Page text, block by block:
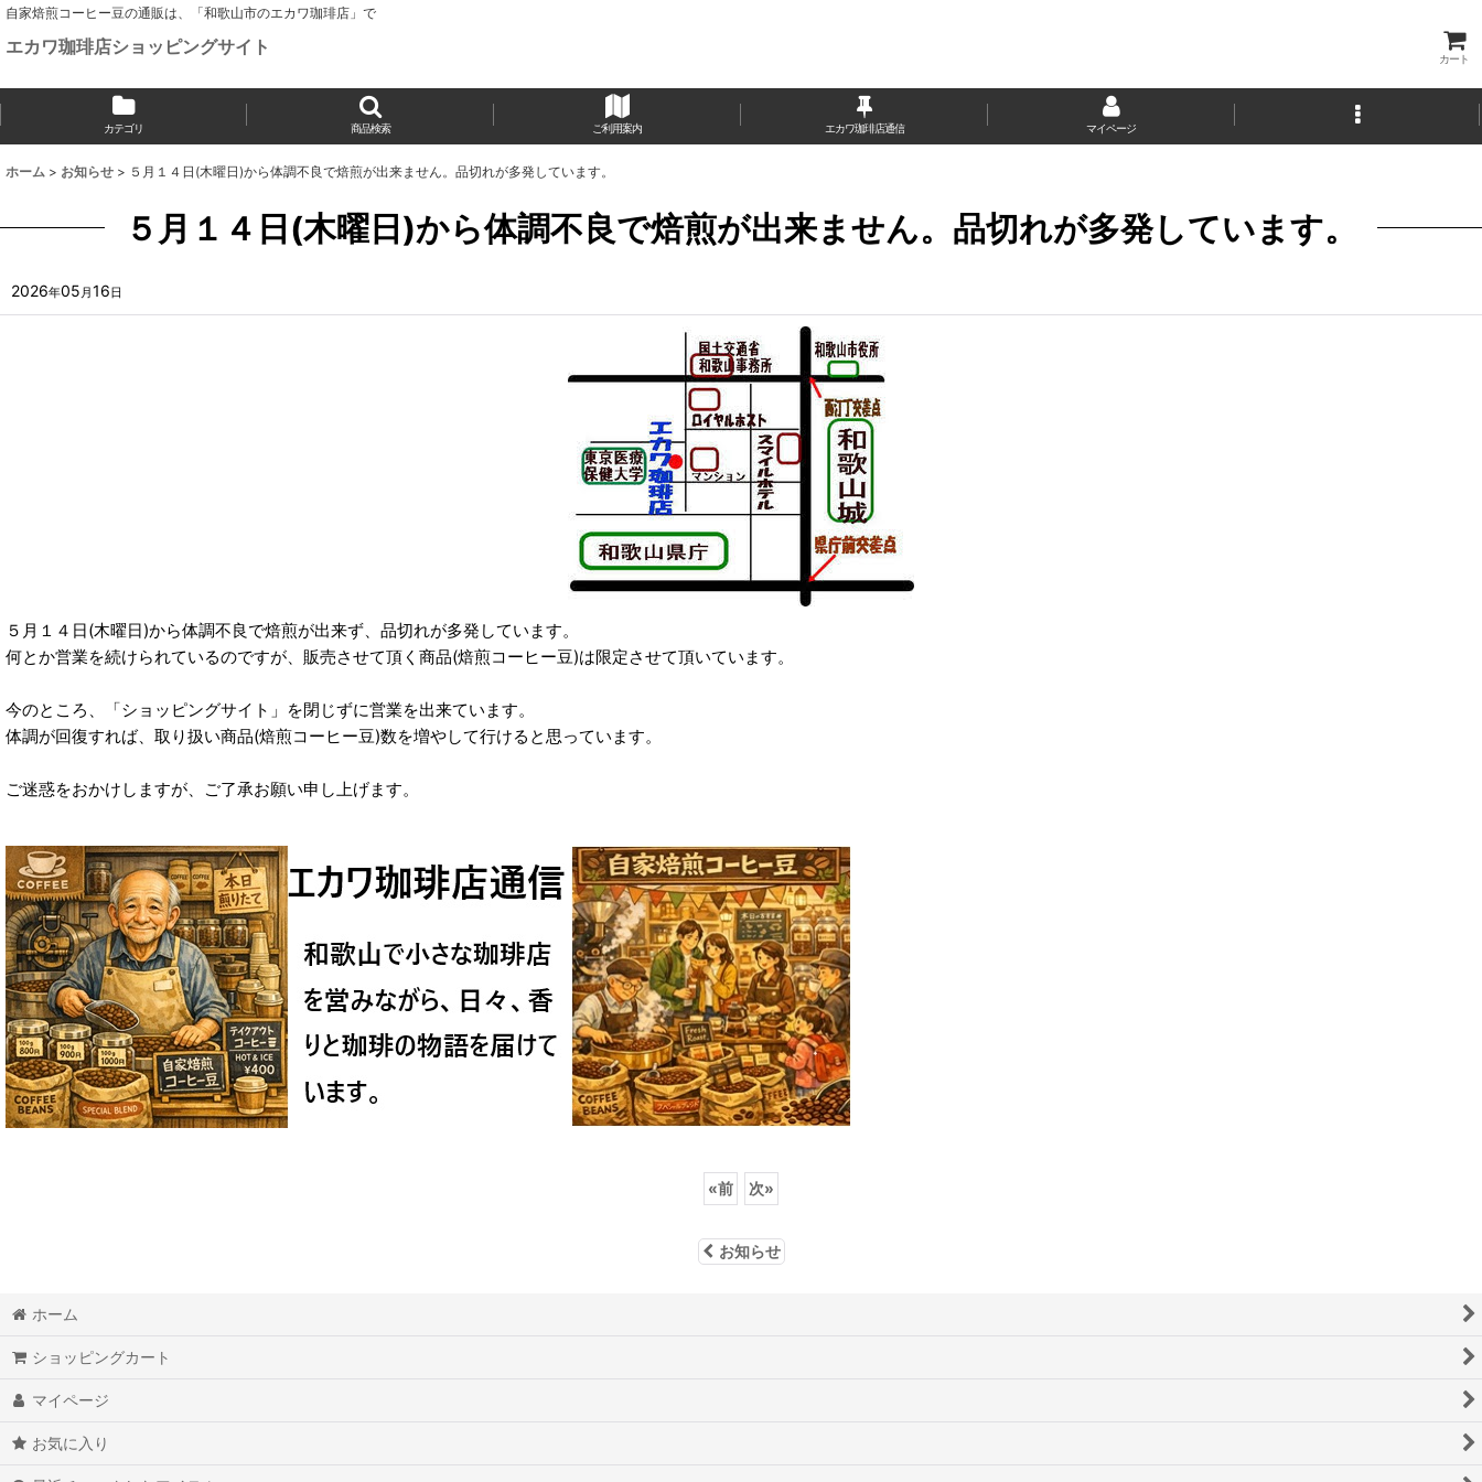
自家焙煎コーヒー豆の通販は、「和歌山市のエカワ珈琲店」で
エカワ珈琲店ショッピングサイト
カート
カテゴリ 商品検索 ご利用案内 エカワ珈琲店通信 マイページ
ホーム > お知らせ > ５月１４日(木曜日)から体調不良で焙煎が出来ません。品切れが多発しています。
５月１４日(木曜日)から体調不良で焙煎が出来ません。品切れが多発しています。
2026年05 月16日
５月１４日(木曜日)から体調不良で焙煎が出来ず、品切れが多発しています。
何とか営業を続けられているのですが、販売させて頂く商品(焙煎コーヒー豆)は限定させて頂いています。
今のところ、「ショッピングサイト」を閉じずに営業を出来ています。
体調が回復すれば、取り扱い商品(焙煎コーヒー豆)数を増やして行けると思っています。
ご迷惑をおかけしますが、ご了承お願い申し上げます。
«前 次»
お知らせ
ホーム
ショッピングカート
マイページ
お気に入り